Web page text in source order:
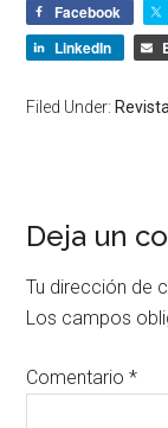
Facebook
LinkedIn
Filed Under:
Deja un
Tu dirección de
Los campos
Comentario*